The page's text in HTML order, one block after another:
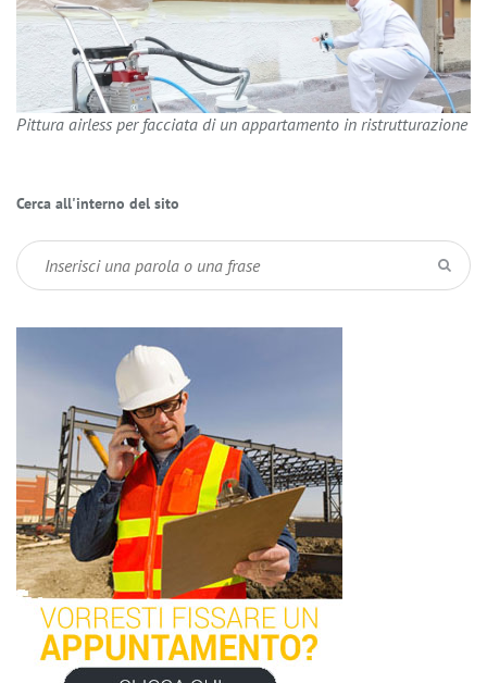
Pittura airless per facciata di un appartamento in ristrutturazione
Cerca all'interno del sito